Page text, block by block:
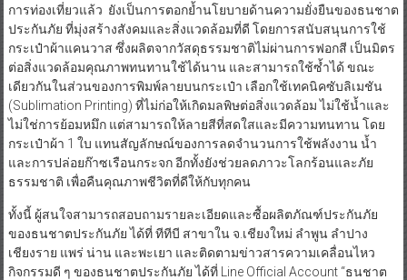
การท่องเที่ยวแล้ว ยังเป็นการตอกย้ำนโยบายด้านความยั่งยืนของธนชาต
ประกันภัย ที่มุ่งสร้างสังคมและสิ่งแวดล้อมที่ดี โดยการสนับสนุนการใช้
กระเป๋าผ้าแคนวาส ซึ่งผลิตจากวัสดุธรรมชาติไม่ผ่านการฟอกสี เป็นมิตร
ต่อสิ่งแวดล้อมคุณภาพทนทานใช้ได้นาน และสามารถใช้ซ้ำได้ ขณะ
เดียวกันในส่วนของการพิมพ์ลายบนกระเป๋า เลือกใช้เทคนิคซับลิเมชัน
(Sublimation Printing) ที่ไม่ก่อให้เกิดมลพิษต่อสิ่งแวดล้อม ไม่ใช้น้ำและ
ไม่ใช่การย้อมหมึก แต่สามารถให้ลายสีที่สดใสและมีความทนทาน โดย
กระเป๋าผ้า 1 ใบ แทนสัญลักษณ์ของการลดจำนวนการใช้พลังงาน น้ำ
และการปล่อยก๊าซเรือนกระจก อีกทั้งยังช่วยลดภาวะโลกร้อนและภัย
ธรรมชาติ เพื่อคืนคุณภาพชีวิตที่ดีให้กับทุกคน
ทั้งนี้ ผู้สนใจสามารถสอบถามรายละเอียดและซื้อผลิตภัณฑ์ประกันภัย
ของธนชาตประกันภัย ได้ที่ ทีทีบี สาขาใน จ.เชียงใหม่ ลำพูน ลำปาง
เชียงราย แพร่ น่าน และพะเยา และติดตามข่าวสารความเคลื่อนไหว
กิจกรรมดี ๆ ของธนชาตประกันภัย ได้ที่ Line Official Account “ธนชาต